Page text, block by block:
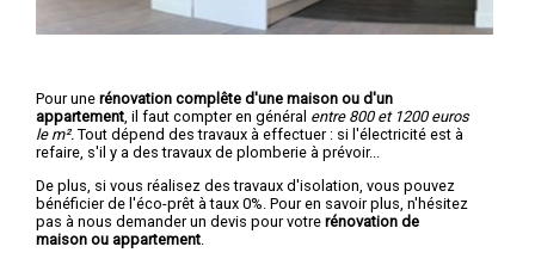
Pour une rénovation complête d'une maison ou d'un
appartement , il faut compter en général entre 800 et 1200 euros
le m². Tout dépend des travaux à effectuer : si l'électricité est à
refaire, s'il y a des travaux de plomberie à prévoir...
De plus, si vous réalisez des travaux d'isolation, vous pouvez
bénéficier de l'éco-prêt à taux 0%. Pour en savoir plus, n'hésitez
pas à nous demander un devis pour votre rénovation de
maison ou appartement